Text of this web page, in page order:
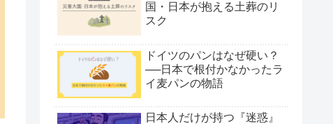
国・日本が抱える土葬のリ
スク
ドイツのパンはなぜ硬い？
──日本で根付かなかったラ
イ麦パンの物語
日本人だけが持つ『迷惑』